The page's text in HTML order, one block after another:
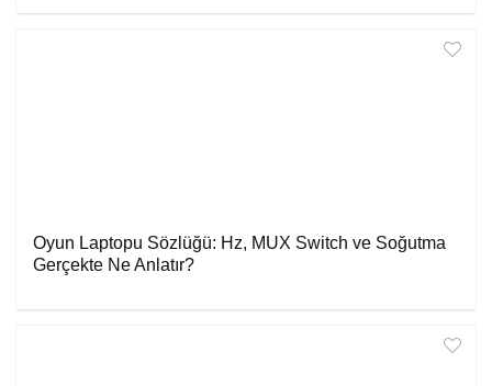
Oyun Laptopu Sözlüğü: Hz, MUX Switch ve Soğutma
Gerçekte Ne Anlatır?